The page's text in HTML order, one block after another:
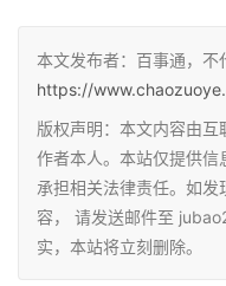
本文发布者：百事通，不
https://
版权声明：本文内容由
作者本人。本站仅提供
承担相关法律责任。如
容， 请发送邮件至
实，本站将立刻删除。